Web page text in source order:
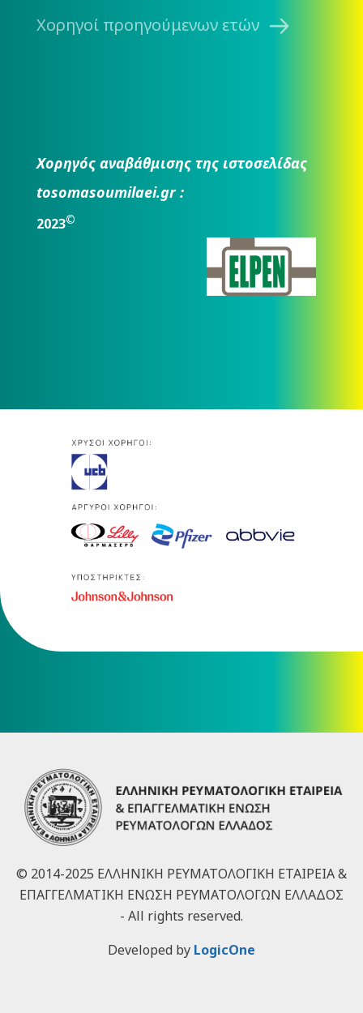
Χορηγοί προηγούμενων ετών
Χορηγός αναβάθμισης της ιστοσελίδας
tosomasoumilaei.gr :
2023©
© 2014-2025 ΕΛΛΗΝΙΚΗ ΡΕΥΜΑΤΟΛΟΓΙΚΗ ΕΤΑΙΡΕΙΑ &
ΕΠΑΓΓΕΛΜΑΤΙΚΗ ΕΝΩΣΗ ΡΕΥΜΑΤΟΛΟΓΩΝ ΕΛΛΑΔΟΣ
- All rights reserved.
Developed by LogicOne